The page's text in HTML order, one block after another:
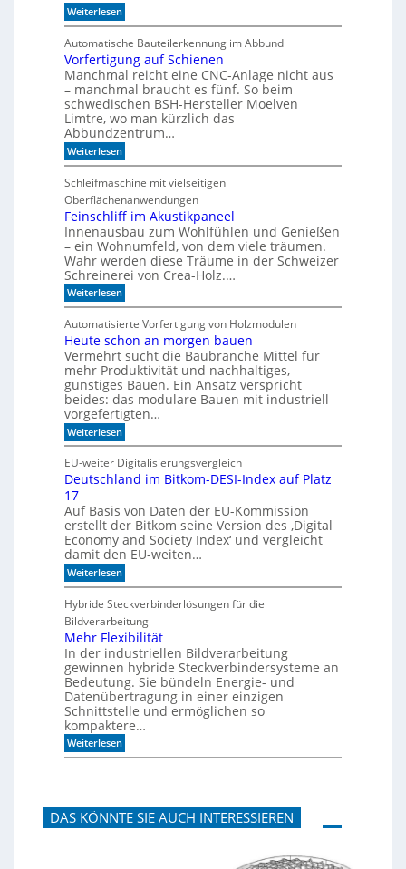
r
e
n
e
r
r
e
a
l
S
e
r
i
e
Weiterlesen:
W
a
n
n
l
o
h
n
t
s
i
c
h
C
N
C
-
T
e
c
h
n
i
?
Automatische Bauteilerkennung im Abbund
Vorfertigung auf Schienen
Manchmal reicht eine CNC-Anlage nicht aus
– manchmal braucht es fünf. So beim
schwedischen BSH-Hersteller Moelven
Limtre, wo man kürzlich das
Abbundzentrum…
Weiterlesen:
V
r
f
e
r
t
i
g
u
g
u
f
S
c
h
i
e
n
n
Schleifmaschine mit vielseitigen
Oberflächenanwendungen
Feinschliff im Akustikpaneel
Innenausbau zum Wohlfühlen und Genießen
– ein Wohnumfeld, von dem viele träumen.
Wahr werden diese Träume in der Schweizer
Schreinerei von Crea-Holz.…
Weiterlesen:
F
i
n
s
c
h
l
i
f
f
i
m
A
k
s
t
i
k
p
a
n
e
l
Automatisierte Vorfertigung von Holzmodulen
Heute schon an morgen bauen
Vermehrt sucht die Baubranche Mittel für
mehr Produktivität und nachhaltiges,
günstiges Bauen. Ein Ansatz verspricht
beides: das modulare Bauen mit industriell
vorgefertigten…
Weiterlesen:
H
e
u
t
s
c
h
o
n
a
n
o
r
g
e
n
b
a
u
e
n
EU-weiter Digitalisierungsvergleich
Deutschland im Bitkom-DESI-Index auf Platz
17
Auf Basis von Daten der EU-Kommission
erstellt der Bitkom seine Version des ‚Digital
Economy and Society Index‘ und vergleicht
damit den EU-weiten…
Weiterlesen:
D
u
t
s
c
h
l
a
n
d
i
m
B
i
m
-
Hybride Steckverbinderlösungen für die
Bildverarbeitung
Mehr Flexibilität
In der industriellen Bildverarbeitung
gewinnen hybride Steckverbindersysteme an
Bedeutung. Sie bündeln Energie- und
Datenübertragung in einer einzigen
Schnittstelle und ermöglichen so
kompaktere…
Weiterlesen:
M
F
l
e
DAS KÖNNTE SIE AUCH INTERESSIEREN